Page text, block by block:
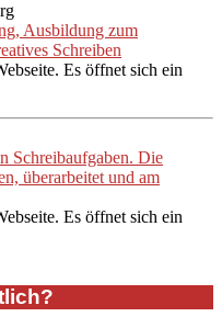
Ausbildung zum
Schreiben
Es öffnet sich ein
Schreibaufgaben. Die
überarbeitet und am
Es öffnet sich ein